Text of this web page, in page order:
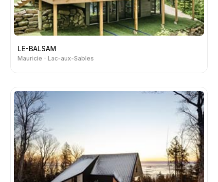
LE-BALSAM
Mauricie Lac-aux-Sables